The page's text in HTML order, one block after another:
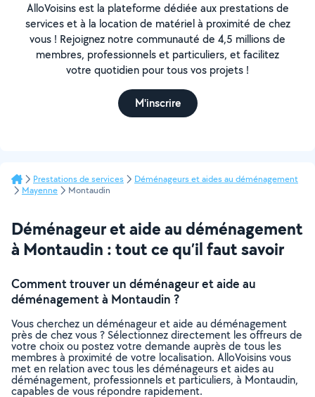
AlloVoisins est la plateforme dédiée aux prestations de
services et à la location de matériel à proximité de chez
vous ! Rejoignez notre communauté de 4,5 millions de
membres, professionnels et particuliers, et facilitez
votre quotidien pour tous vos projets !
M'inscrire
Prestations de services
Déménageurs et aides au déménagement
Mayenne
Montaudin
Déménageur et aide au déménagement
à Montaudin : tout ce qu’il faut savoir
Comment trouver un déménageur et aide au
déménagement à Montaudin ?
Vous cherchez un déménageur et aide au déménagement
près de chez vous ? Sélectionnez directement les offreurs de
votre choix ou postez votre demande auprès de tous les
membres à proximité de votre localisation. AlloVoisins vous
met en relation avec tous les déménageurs et aides au
déménagement, professionnels et particuliers, à Montaudin,
capables de vous répondre rapidement.